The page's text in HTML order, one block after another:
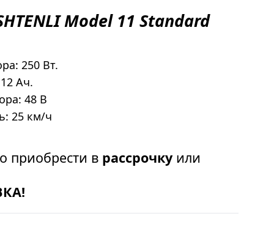
Model 11 Standard
250 Вт.
Ач.
48 В
25 км/ч
приобрести в рассрочкуили